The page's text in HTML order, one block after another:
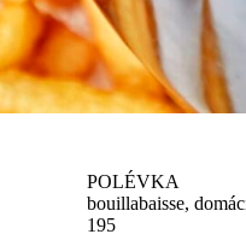
POLÉVKA
bouillabaisse,
195